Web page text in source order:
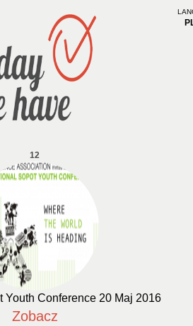
12
Youth Conference 20 Maj 2016
Zobacz